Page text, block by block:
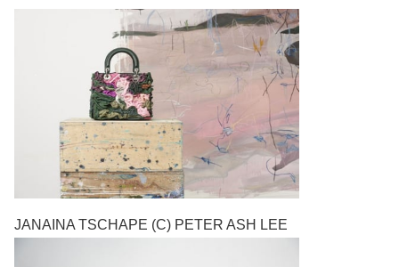
JANAINA TSCHAPE (C) PETER ASH LEE